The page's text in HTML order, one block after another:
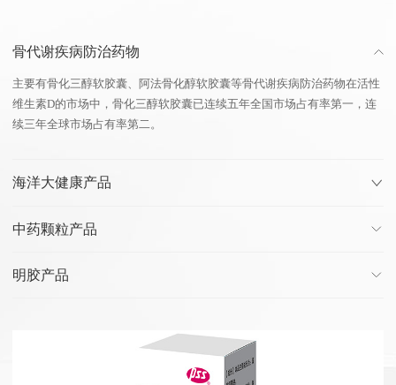
骨代谢疾病防治药物
主要有骨化三醇软胶囊、阿法骨化醇软胶囊等骨代谢疾病防治药物在活性
维生素D的市场中，骨化三醇软胶囊已连续五年全国市场占有率第一，连
续三年全球市场占有率第二。
海洋大健康产品
中药颗粒产品
明胶产品